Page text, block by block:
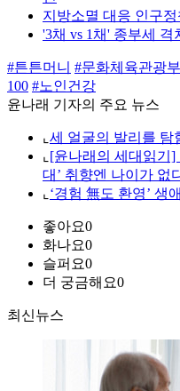
지방소멸 대응 인구
'3채 vs 1채' 종부세 격
#튼튼머니 #문화체육관광부
100 #노인건강
윤나래 기자의 주요 뉴스
⌞ 세 얼굴의 발리를 탐
⌞ [윤나래의 세대읽기]
대’ 취향엔 나이가 없
⌞ ‘경험 無도 환영’ 생
좋아요0
화나요0
슬퍼요0
더 궁금해요0
최신뉴스